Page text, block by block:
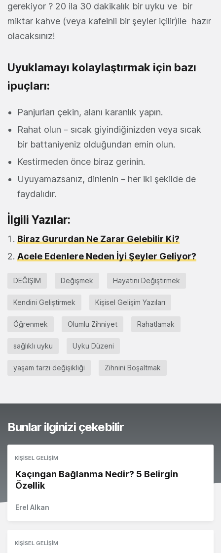
gerekiyor ? 20 ila 30 dakikalık bir uyku ve bir
miktar kahve (veya kafeinli bir şeyler içilir)ile hazır
olacaksınız!
Uyuklamayı kolaylaştırmak için bazı
ipuçları:
Panjurları çekin, alanı karanlık yapın.
Rahat olun – sıcak giyindiğinizden veya sıcak
bir battaniyeniz olduğundan emin olun.
Kestirmeden önce biraz gerinin.
Uyuyamazsanız, dinlenin – her iki şekilde de
faydalıdır.
İlgili Yazılar:
Biraz Gururdan Ne Zarar Gelebilir Ki?
Acele Edenlere Neden İyi Şeyler Geliyor?
DEĞİŞİM Değişmek Hayatını Değiştirmek
Kendini Geliştirmek Kişisel Gelişim Yazıları
Öğrenmek Olumlu Zihniyet Rahatlamak
sağlıklı uyku Uyku Düzeni
yaşam tarzı değişikliği Zihnini Boşaltmak
Bunlar ilginizi çekebilir
KIŞISEL GELIŞIM
Kaçıngan Bağlanma Nedir? 5 Belirgin
Özellik
Erel Alkan
KIŞISEL GELIŞIM